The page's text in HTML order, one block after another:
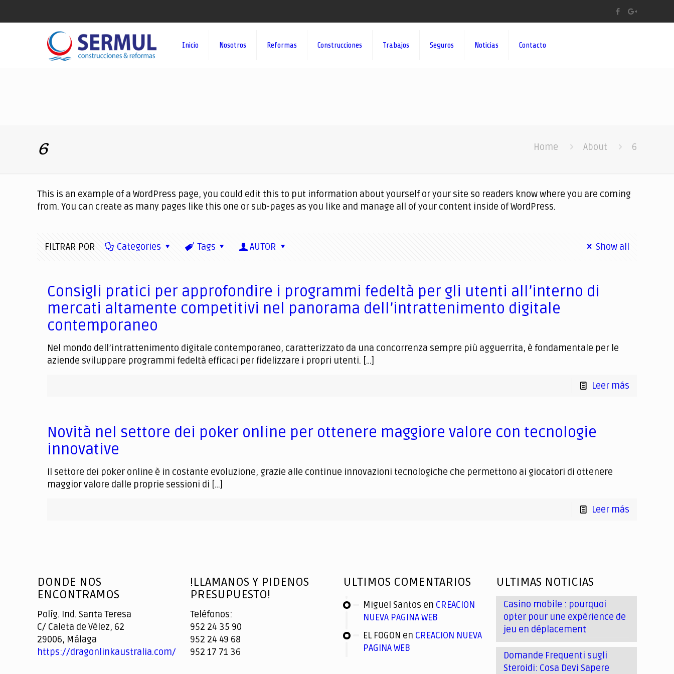
Inicio Nosotros Reformas Construcciones Trabajos Seguros Noticias Contacto
6 Home About 6
This is an example of a WordPress page, you could edit this to put information about yourself or your site so readers know where you are coming
from. You can create as many pages like this one or sub-pages as you like and manage all of your content inside of WordPress.
FILTRAR POR Categories Tags AUTOR Show all
Consigli pratici per approfondire i programmi fedeltà per gli utenti all’interno di
mercati altamente competitivi nel panorama dell’intrattenimento digitale
contemporaneo
Nel mondo dell’intrattenimento digitale contemporaneo, caratterizzato da una concorrenza sempre più agguerrita, è fondamentale per le
aziende sviluppare programmi fedeltà efficaci per fidelizzare i propri utenti. […]
Leer más
Novità nel settore dei poker online per ottenere maggiore valore con tecnologie
innovative
Il settore dei poker online è in costante evoluzione, grazie alle continue innovazioni tecnologiche che permettono ai giocatori di ottenere
maggior valore dalle proprie sessioni di […]
Leer más
DONDE NOS
ENCONTRAMOS
Políg. Ind. Santa Teresa
C/ Caleta de Vélez, 62
29006, Málaga
https://dragonlinkaustralia.com/
!LLAMANOS Y PIDENOS
PRESUPUESTO!
Teléfonos:
952 24 35 90
952 24 49 68
952 17 71 36
ULTIMOS COMENTARIOS
Miguel Santos en CREACION
NUEVA PAGINA WEB
EL FOGON en CREACION NUEVA
PAGINA WEB
ULTIMAS NOTICIAS
Casino mobile : pourquoi
opter pour une expérience de
jeu en déplacement
Domande Frequenti sugli
Steroidi: Cosa Devi Sapere